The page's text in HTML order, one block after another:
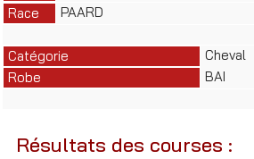
Race
PAARD
Catégorie
Cheval
Robe
BAI
Résultats des courses :